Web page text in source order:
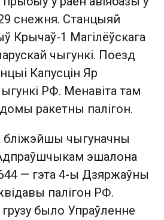
снежня. Станцыяй
Крычаў-1 Магілёўскага
чыгункі. Поезд
Капусцін Яр
РФ. Менавіта там
ракетны палігон.
бліжэйшы чыгуначны
эшалона
— гэта 4-ы Дзяржаўны
палігон РФ.
было Упраўленне